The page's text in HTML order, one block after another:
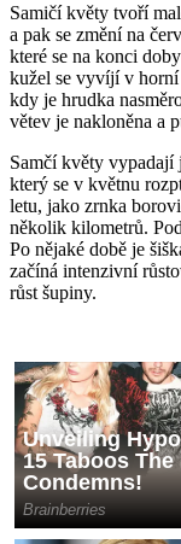
Samičí květy tvoří
a pak se změní na
které se na konci
kužel se vyvíjí v horní
kdy je hrudka
větev je nakloněna a
Samčí květy
který se v květnu
letu, jako zrnka
několik kilometrů.
Po nějaké době je
začíná intenzivní
růst šupiny.